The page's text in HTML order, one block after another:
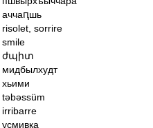
аччаԥшь
risolet, sorrire
smile
ժպիտ
мидбылхудт
хьими
təbəssüm
irribarre
усмивка